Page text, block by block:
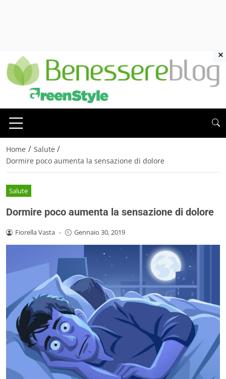
Home / Salute /
Dormire poco aumenta la sensazione di dolore
Salute
Dormire poco aumenta la sensazione di dolore
Fiorella Vasta - Gennaio 30, 2019
×